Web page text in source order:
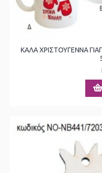
ΚΑΛΑ ΧΡΙΣΤΟΥΓΕΝΝΑ